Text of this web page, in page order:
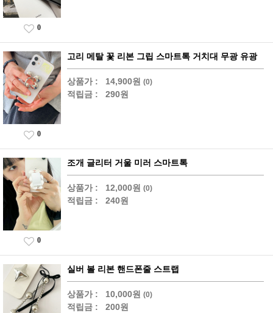
0
고리 메탈 꽃 리본 그립 스마트톡 거치대 무광 유광
상품가 : 14,900원 (0)
적립금 : 290원
0
조개 글리터 거울 미러 스마트톡
상품가 : 12,000원 (0)
적립금 : 240원
0
실버 볼 리본 핸드폰줄 스트랩
상품가 : 10,000원 (0)
적립금 : 200원